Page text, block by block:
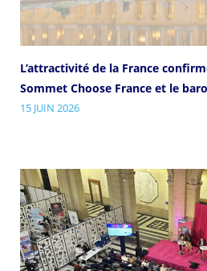
L’attractivité de la France
Sommet Choose France et le
15 JUIN 2026